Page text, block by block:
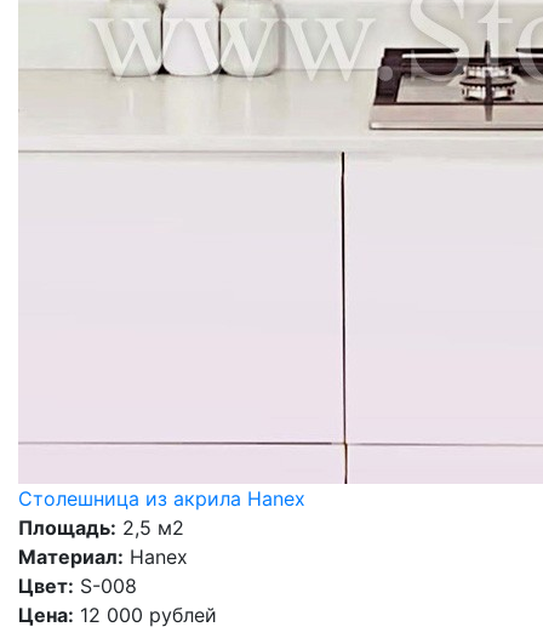
Столешница из акрила Hanex
Площадь: 2,5 м2
Материал: Hanex
Цвет: S-008
Цена: 12 000 рублей